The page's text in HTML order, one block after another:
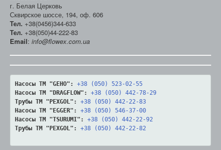
г. Белая Церковь
Сквирское шоссе, 194, оф. 606
Тел. +38(0456)344-633
Тел. +38(050)44-222-83
Email: info@flowex.com.ua
Насосы ТМ "GEHO":
+38 (050) 523-02-55
Насосы ТМ "DRAGFLOW":
+38 (050) 442-78-29
Трубы ТМ "PEXGOL":
+38 (050) 442-22-83
Насосы ТМ "EGGER":
+38 (050) 546-37-00
Насосы ТМ "TSURUMI":
+38 (050) 442-22-92
Трубы ТМ "PEXGOL":
+38 (050) 442-22-82